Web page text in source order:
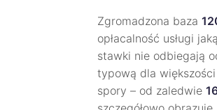
Zgromadzona baza
opłacalność usługi
stawki nie odbiegają
typową dla większości
spory – od zaledwie